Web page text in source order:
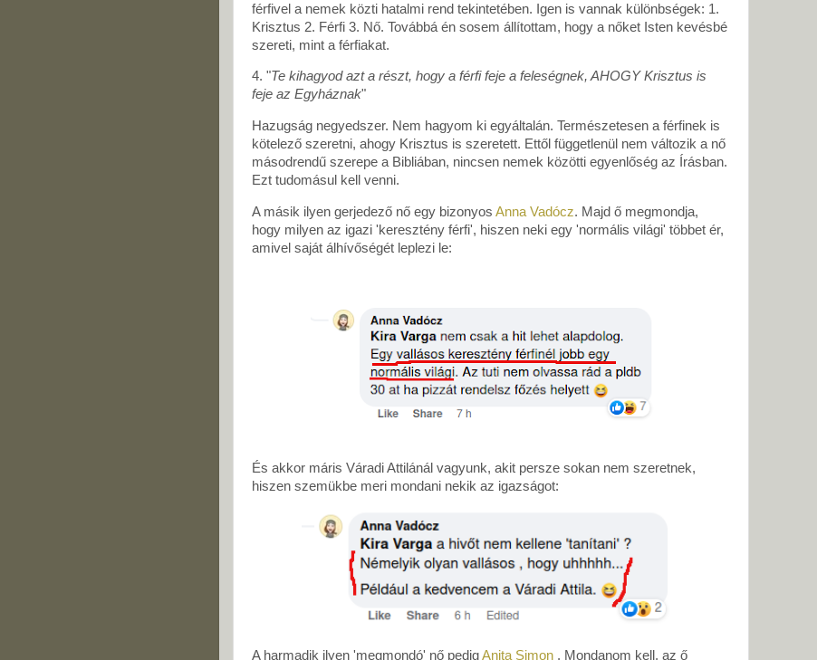
férfivel a nemek közti hatalmi rend tekintetében. Igen is vannak különbségek: 1.
Krisztus 2. Férfi 3. Nő. Továbbá én sosem állítottam, hogy a nőket Isten kevésbé
szereti, mint a férfiakat.
4. "Te kihagyod azt a részt, hogy a férfi feje a feleségnek, AHOGY Krisztus is
feje az Egyháznak"
Hazugság negyedszer. Nem hagyom ki egyáltalán. Természetesen a férfinek is
kötelező szeretni, ahogy Krisztus is szeretett. Ettől függetlenül nem változik a nő
másodrendű szerepe a Bibliában, nincsen nemek közötti egyenlőség az Írásban.
Ezt tudomásul kell venni.
A másik ilyen gerjedező nő egy bizonyos Anna Vadócz. Majd ő megmondja,
hogy milyen az igazi 'keresztény férfi', hiszen neki egy 'normális világi' többet ér,
amivel saját álhívőségét leplezi le:
És akkor máris Váradi Attilánál vagyunk, akit persze sokan nem szeretnek,
hiszen szemükbe meri mondani nekik az igazságot:
A harmadik ilyen 'megmondó' nő pedigAnita Simon . Mondanom kell, az ő